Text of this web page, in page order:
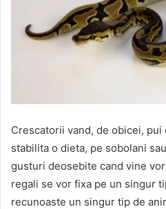
Crescatorii vand, de obicei,
stabilita o dieta, pe sobolani
gusturi deosebite cand vine
regali se vor fixa pe un singur
recunoaste un singur tip de